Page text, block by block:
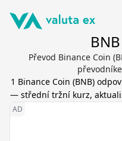
Převod Binance Coin
1 Binance Coin (BNB)
— střední tržní kurz,